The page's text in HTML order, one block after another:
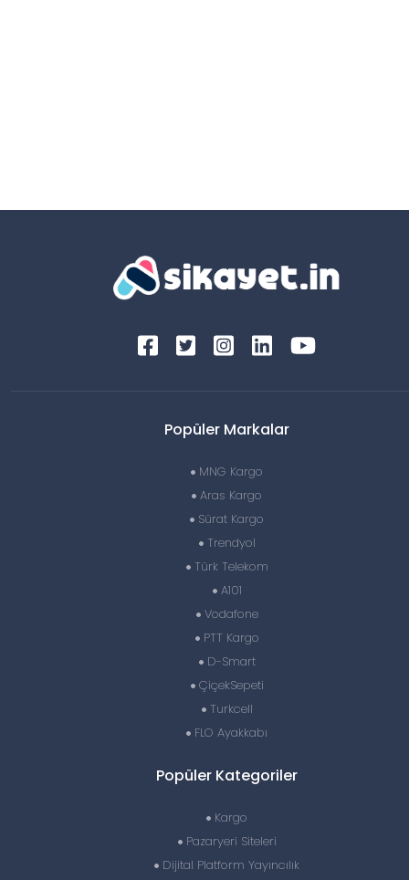
Popüler Markalar
MNG Kargo
Aras Kargo
Sürat Kargo
Trendyol
Türk Telekom
A101
Vodafone
PTT Kargo
D-Smart
ÇiçekSepeti
Turkcell
FLO Ayakkabı
Popüler Kategoriler
Kargo
Pazaryeri Siteleri
Dijital Platform Yayıncılık